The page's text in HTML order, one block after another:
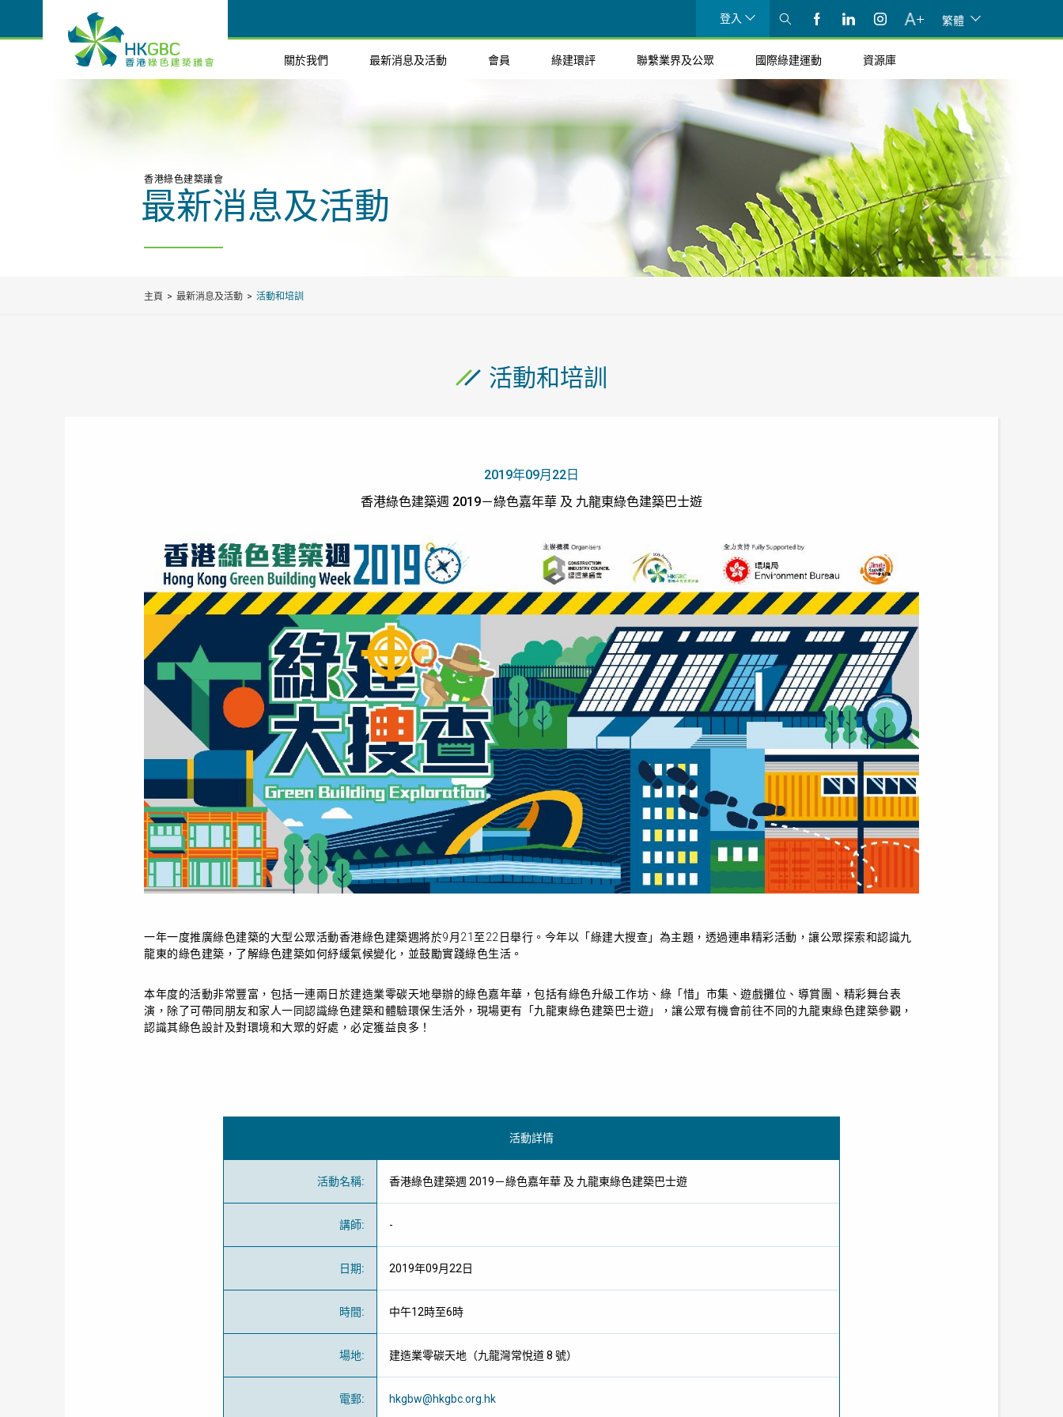
登入 繁體
關於我們 最新消息及活動 會員 綠建環評 聯繫業界及公眾 國際綠建運動 資源庫
香港綠色建築議會
最新消息及活動
主頁 最新消息及活動 活動和培訓
活動和培訓
2019年09月22日
香港綠色建築週 2019－綠色嘉年華 及 九龍東綠色建築巴士遊
一年一度推廣綠色建築的大型公眾活動香港綠色建築週將於9月21至22日舉行。今年以「綠建大搜查」為主題，透過連串精彩活動，讓公眾探索和認識九
龍東的綠色建築，了解綠色建築如何紓緩氣候變化，並鼓勵實踐綠色生活。
本年度的活動非常豐富，包括一連兩日於建造業零碳天地舉辦的綠色嘉年華， 包括有綠色升級工作坊、綠「惜」市集、遊戲攤位、導賞團、精彩舞台表
演， 除了可帶同朋友和家人一同認識綠色建築和體驗環保生活外，現場更有「九龍東綠色建築巴士遊」，讓公眾有機會前往不同的九龍東綠色建築參觀，
認識其綠色設計及對環境和大眾的好處，必定獲益良多！
活動詳情
活動名稱: 香港綠色建築週 2019－綠色嘉年華 及 九龍東綠色建築巴士遊
講師: -
日期: 2019年09月22日
時間: 中午12時至6時
場地: 建造業零碳天地（九龍灣常悅道 8 號）
電郵: hkgbw@hkgbc.org.hk